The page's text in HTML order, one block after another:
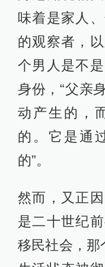
味着是家人
的观察者，
个男人是不
身份，“父亲
动产生的，
的。它是通
的”。
然而，又正
是二十世纪
移民社会，那